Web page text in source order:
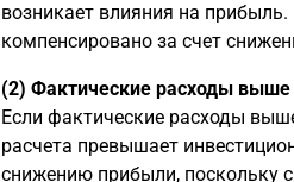
возникает влияния на
компенсировано за счет
(2) Фактические расходы выше
Если фактические расходы
расчета превышает
снижению прибыли, поскольку